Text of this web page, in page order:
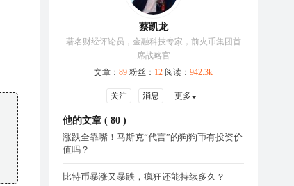
蔡凯龙
著名财经评论员，金融科技专家，前火币集团首
席战略官
文章： 89 粉丝： 12 阅读： 942.3k
关注 消息 更多
他的文章 ( 80 )
涨跌全靠嘴！马斯克“代言”的狗狗币有投资价
值吗？
比特币暴涨又暴跌，疯狂还能持续多久？